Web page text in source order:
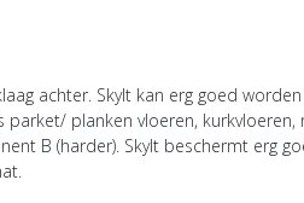
achter. Skylt kan erg goed
planken vloeren, kurkvloeren,
B (harder). Skylt beschermt erg